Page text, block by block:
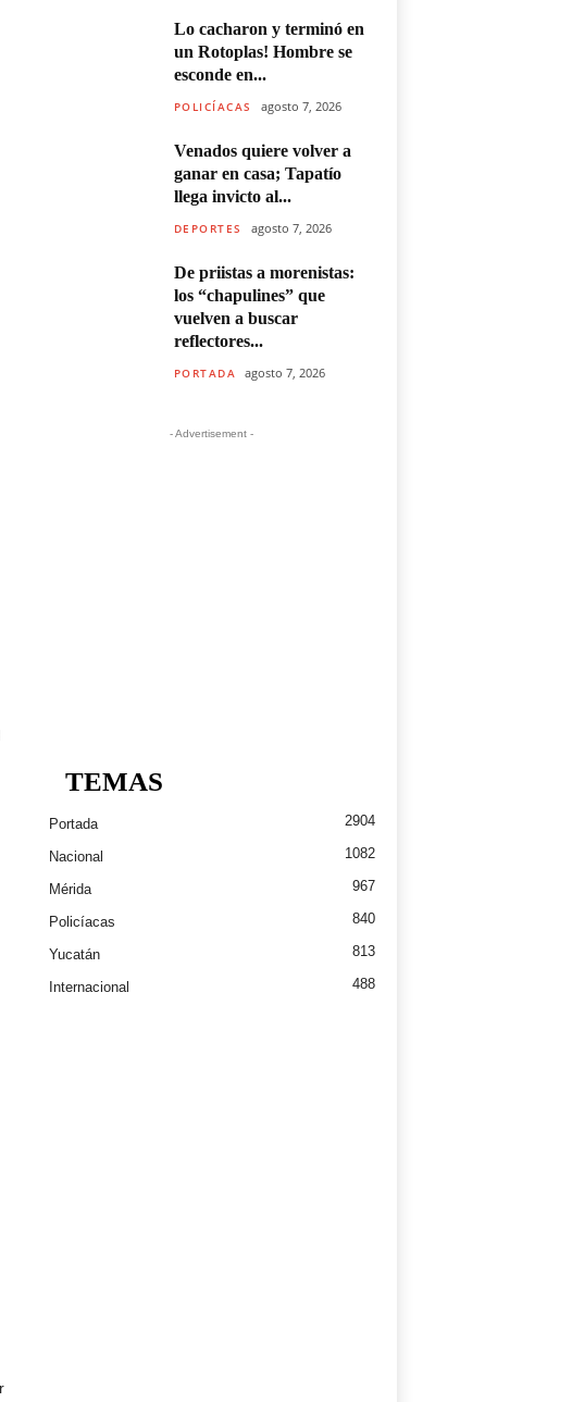
Lo cacharon y terminó en
un Rotoplas! Hombre se
esconde en...
POLICÍACAS agosto 7, 2026
Venados quiere volver a
ganar en casa; Tapatío
llega invicto al...
DEPORTES agosto 7, 2026
De priistas a morenistas:
los “chapulines” que
vuelven a buscar
reflectores...
PORTADA agosto 7, 2026
- Advertisement -
TEMAS
Portada 2904
Nacional 1082
Mérida 967
Policíacas 840
Yucatán 813
Internacional 488